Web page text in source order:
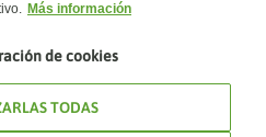
Más información
de cookies
TODAS